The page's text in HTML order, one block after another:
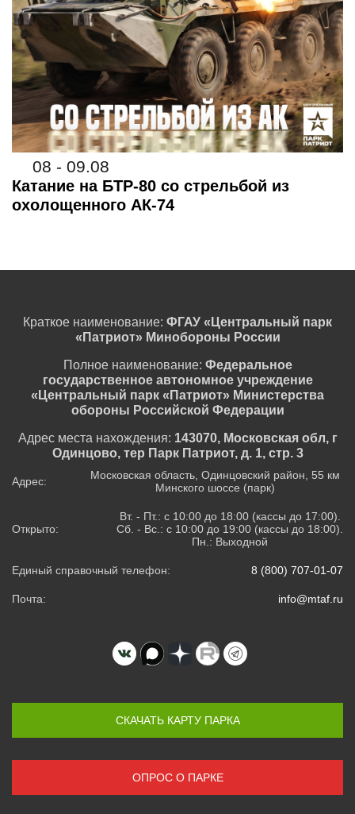
08 - 09.08
Катание на БТР-80 со стрельбой из
охолощенного АК-74
Краткое наименование: ФГАУ «Центральный парк
«Патриот» Минобороны России
Полное наименование: Федеральное
государственное автономное учреждение
«Центральный парк «Патриот» Министерства
обороны Российской Федерации
Адрес места нахождения: 143070, Московская обл, г
Одинцово, тер Парк Патриот, д. 1, стр. 3
Адрес:
Московская область, Одинцовский район, 55 км
Минского шоссе (парк)
Открыто:
Вт. - Пт.: с 10:00 до 18:00 (кассы до 17:00).
Сб. - Вс.: с 10:00 до 19:00 (кассы до 18:00).
Пн.: Выходной
Единый справочный телефон: 8 (800) 707-01-07
Почта: info@mtaf.ru
СКАЧАТЬ КАРТУ ПАРКА
ОПРОС О ПАРКЕ